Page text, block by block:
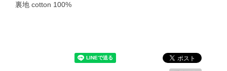
裏地 cotton 100%